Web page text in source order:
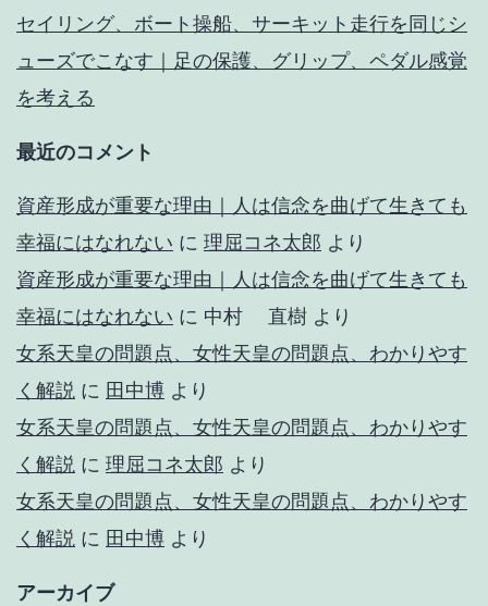
セイリング、ボート操船、サーキット走行を同じシ
ューズでこなす｜足の保護、グリップ、ペダル感覚
を考える
最近のコメント
資産形成が重要な理由｜人は信念を曲げて生きても
幸福にはなれない に 理屈コネ太郎 より
資産形成が重要な理由｜人は信念を曲げて生きても
幸福にはなれない に 中村 直樹 より
女系天皇の問題点、女性天皇の問題点、わかりやす
く解説 に 田中博 より
女系天皇の問題点、女性天皇の問題点、わかりやす
く解説 に 理屈コネ太郎 より
女系天皇の問題点、女性天皇の問題点、わかりやす
く解説 に 田中博 より
アーカイブ